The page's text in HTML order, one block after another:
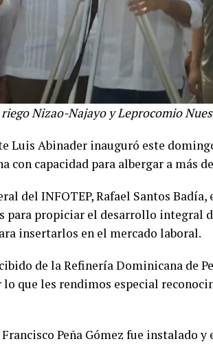
Nizao-Najayo y Leprocomio
Luis Abinader inauguró este
con capacidad para albergar a más
del INFOTEP, Rafael Santos
para propiciar el desarrollo integral
insertarlos en el mercado laboral.
de la Refinería Dominicana de
que les rendimos especial
Peña Gómez fue instalado